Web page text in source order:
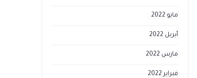
مايو 2022
أبريل 2022
مارس 2022
فبراير 2022